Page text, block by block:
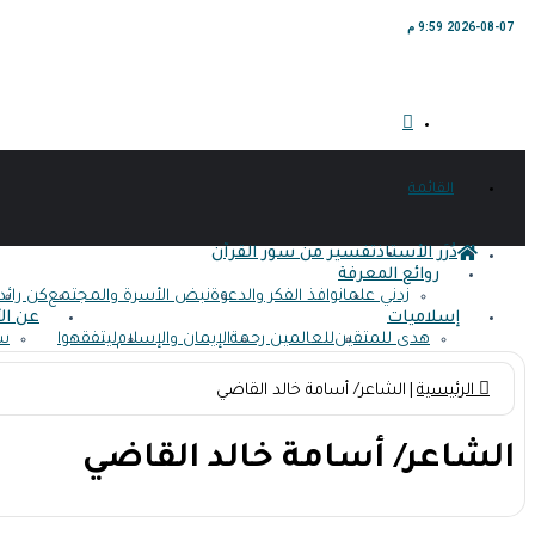
2026-08-07 9:59 م
القائمة
دُرَر الأستاذتفسير من سور القرآن
روائع المعرفة
زدني علمانوافذ الفكر والدعوةنبض الأسرة والمجتمعكن
إسلاميات
هدى للمتقينللعالمين رحمةالإيمان والإسلامليتفقهوا
عن
الرئيسية الشاعر/ أسامة خالد القاضي
الشاعر/ أسامة خالد القاضي